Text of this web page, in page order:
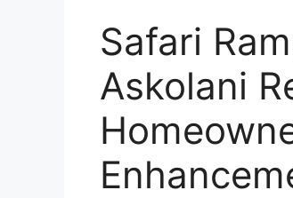
Safari
Askolani